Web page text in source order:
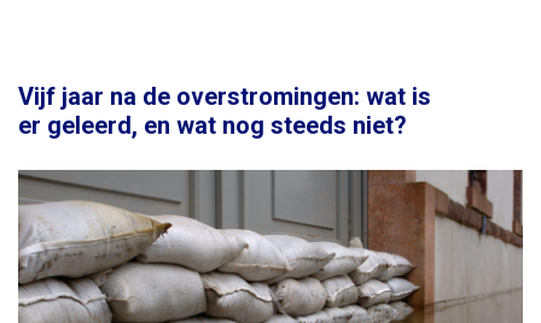
Vijf jaar na de overstromingen: wat is
er geleerd, en wat nog steeds niet?